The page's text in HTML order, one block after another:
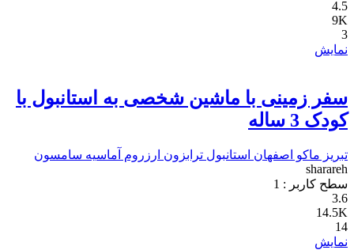
4.5
9K
3
نمایش
سفر زمینی با ماشین شخصی به استانبول با
کودک 3 ساله
تبریز ماکو اصفهان استانبول ترابزون ارزروم آماسیه سامسون
sharareh
سطح کاربر : 1
3.6
14.5K
14
نمایش